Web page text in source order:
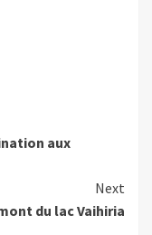
aux
Next
du lac Vaihiria